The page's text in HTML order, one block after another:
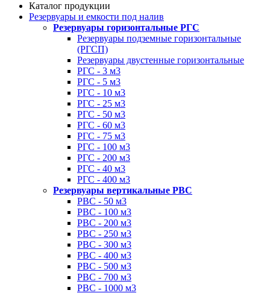
Каталог продукции
Резервуары и емкости под налив
Резервуары горизонтальные РГС
Резервуары подземные горизонтальные
(РГСП)
Резервуары двустенные горизонтальные
РГС - 3 м3
РГС - 5 м3
РГС - 10 м3
РГС - 25 м3
РГС - 50 м3
РГС - 60 м3
РГС - 75 м3
РГС - 100 м3
РГС - 200 м3
РГС - 40 м3
РГС - 400 м3
Резервуары вертикальные РВС
РВС - 50 м3
РВС - 100 м3
РВС - 200 м3
РВС - 250 м3
РВС - 300 м3
РВС - 400 м3
РВС - 500 м3
РВС - 700 м3
РВС - 1000 м3